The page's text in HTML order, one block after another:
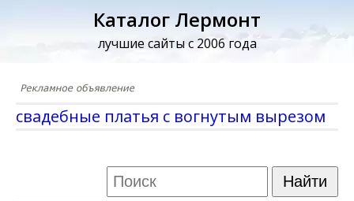
Каталог Лермонт
лучшие сайты с 2006 года
свадебные платья с вогнутым вырезом